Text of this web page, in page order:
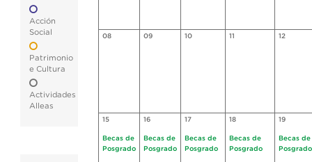
Acción
Social
Patrimonio
e Cultura
Actividades
Alleas
08 09 10 11 12
15
Becas de
Posgrado
16
Becas de
Posgrado
17
Becas de
Posgrado
18
Becas de
Posgrado
19
Becas de
Posgrado